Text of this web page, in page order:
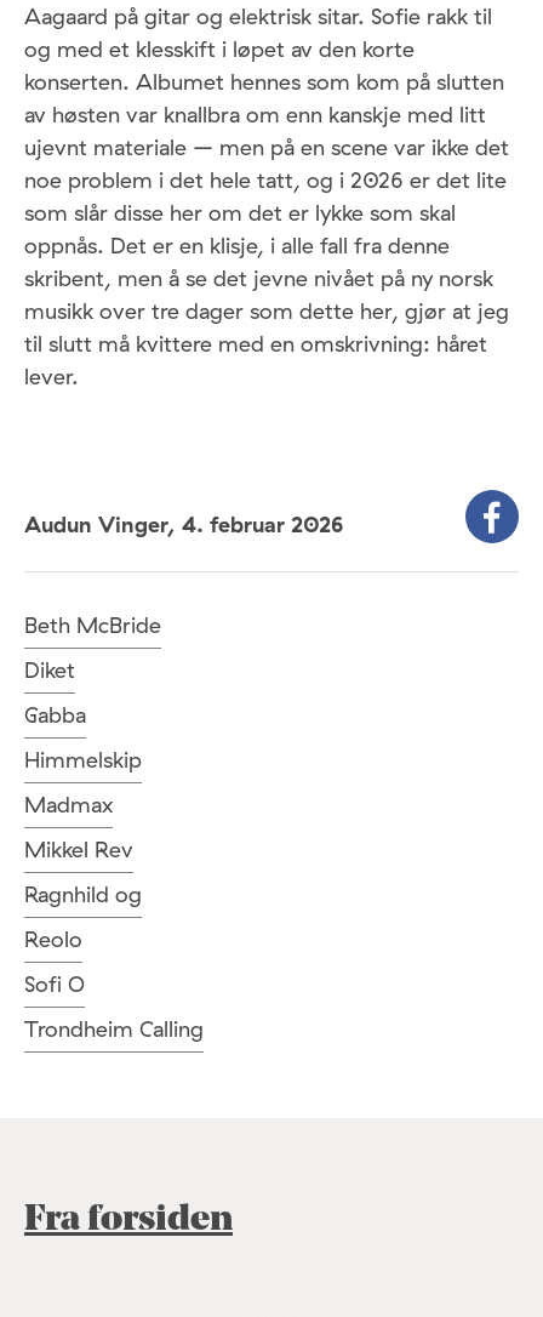
Aagaard på gitar og elektrisk sitar. Sofie rakk til
og med et klesskift i løpet av den korte
konserten. Albumet hennes som kom på slutten
av høsten var knallbra om enn kanskje med litt
ujevnt materiale – men på en scene var ikke det
noe problem i det hele tatt, og i 2026 er det lite
som slår disse her om det er lykke som skal
oppnås. Det er en klisje, i alle fall fra denne
skribent, men å se det jevne nivået på ny norsk
musikk over tre dager som dette her, gjør at jeg
til slutt må kvittere med en omskrivning: håret
lever.
Audun Vinger, 4. februar 2026
Beth McBride
Diket
Gabba
Himmelskip
Madmax
Mikkel Rev
Ragnhild og
Reolo
Sofi O
Trondheim Calling
Fra forsiden